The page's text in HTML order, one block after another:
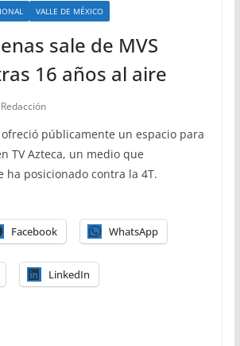
VALLE DE MÉXICO
sale de MVS
16 años al aire
Redacción
ofreció públicamente un espacio para
TV Azteca, un medio que
ha posicionado contra la 4T.
Facebook WhatsApp
LinkedIn